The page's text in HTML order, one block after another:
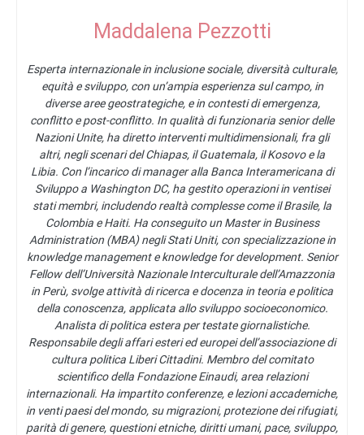
Maddalena Pezzotti
Esperta internazionale in inclusione sociale, diversità culturale,
equità e sviluppo, con un’ampia esperienza sul campo, in
diverse aree geostrategiche, e in contesti di emergenza,
conflitto e post-conflitto. In qualità di funzionaria senior delle
Nazioni Unite, ha diretto interventi multidimensionali, fra gli
altri, negli scenari del Chiapas, il Guatemala, il Kosovo e la
Libia. Con l’incarico di manager alla Banca Interamericana di
Sviluppo a Washington DC, ha gestito operazioni in ventisei
stati membri, includendo realtà complesse come il Brasile, la
Colombia e Haiti. Ha conseguito un Master in Business
Administration (MBA) negli Stati Uniti, con specializzazione in
knowledge management e knowledge for development. Senior
Fellow dell’Università Nazionale Interculturale dell’Amazzonia
in Perù, svolge attività di ricerca e docenza in teoria e politica
della conoscenza, applicata allo sviluppo socioeconomico.
Analista di politica estera per testate giornalistiche.
Responsabile degli affari esteri ed europei dell’associazione di
cultura politica Liberi Cittadini. Membro del comitato
scientifico della Fondazione Einaudi, area relazioni
internazionali. Ha impartito conferenze, e lezioni accademiche,
in venti paesi del mondo, su migrazioni, protezione dei rifugiati,
parità di genere, questioni etniche, diritti umani, pace, sviluppo,